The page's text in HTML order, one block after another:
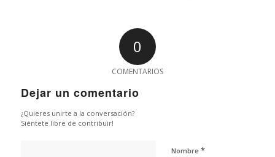
0
COMENTARIOS
Dejar un comentario
¿Quieres unirte a la conversación?
Siéntete libre de contribuir!
Nombre *